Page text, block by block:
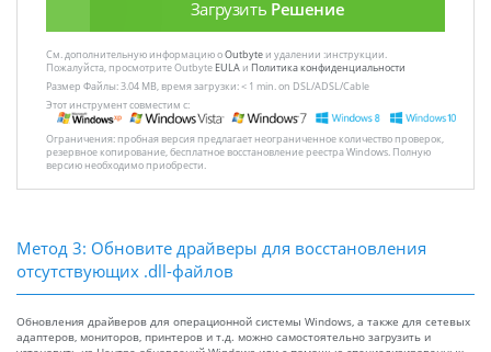
Загрузить Решение
См. дополнительную информацию оOutbyteи удалении :инструкции.
Пожалуйста, просмотрите Outbyte EULAи Политика конфиденциальности
Размер Файлы: 3.04 MB, время загрузки: < 1 min. on DSL/ADSL/Cable
Этот инструмент совместим с:
Ограничения: пробная версия предлагает неограниченное количество проверок,
резервное копирование, бесплатное восстановление реестра Windows. Полную
версию необходимо приобрести.
Метод 3: Обновите драйверы для восстановления
отсутствующих .dll-файлов
Обновления драйверов для операционной системы Windows, а также для сетевых
адаптеров, мониторов, принтеров и т.д. можно самостоятельно загрузить и